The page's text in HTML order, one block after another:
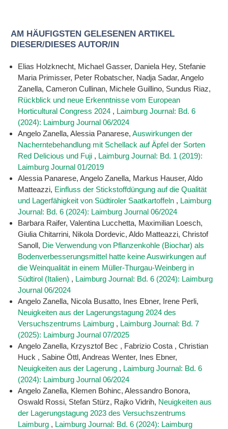
AM HÄUFIGSTEN GELESENEN ARTIKEL
DIESER/DIESES AUTOR/IN
Elias Holzknecht, Michael Gasser, Daniela Hey, Stefanie
Maria Primisser, Peter Robatscher, Nadja Sadar, Angelo
Zanella, Cameron Cullinan, Michele Guillino, Sundus Riaz,
Rückblick und neue Erkenntnisse vom European
Horticultural Congress 2024 , Laimburg Journal: Bd. 6
(2024): Laimburg Journal 06/2024
Angelo Zanella, Alessia Panarese,Auswirkungen der
Nacherntebehandlung mit Schellack auf Äpfel der Sorten
Red Delicious und Fuji , Laimburg Journal: Bd. 1 (2019):
Laimburg Journal 01/2019
Alessia Panarese, Angelo Zanella, Markus Hauser, Aldo
Matteazzi, Einfluss der Stickstoffdüngung auf die Qualität
und Lagerfähigkeit von Südtiroler Saatkartoffeln , Laimburg
Journal: Bd. 6 (2024): Laimburg Journal 06/2024
Barbara Raifer, Valentina Lucchetta, Maximilian Loesch,
Giulia Chitarrini, Nikola Dordevic, Aldo Matteazzi, Christof
Sanoll, Die Verwendung von Pflanzenkohle (Biochar) als
Bodenverbesserungsmittel hatte keine Auswirkungen auf
die Weinqualität in einem Müller-Thurgau-Weinberg in
Südtirol (Italien) , Laimburg Journal: Bd. 6 (2024): Laimburg
Journal 06/2024
Angelo Zanella, Nicola Busatto, Ines Ebner, Irene Perli,
Neuigkeiten aus der Lagerungstagung 2024 des
Versuchszentrums Laimburg , Laimburg Journal: Bd. 7
(2025): Laimburg Journal 07/2025
Angelo Zanella, Krzysztof Bec , Fabrizio Costa , Christian
Huck , Sabine Öttl, Andreas Wenter, Ines Ebner,
Neuigkeiten aus der Lagerung , Laimburg Journal: Bd. 6
(2024): Laimburg Journal 06/2024
Angelo Zanella, Klemen Bohinc, Alessandro Bonora,
Oswald Rossi, Stefan Stürz, Rajko Vidrih, Neuigkeiten aus
der Lagerungstagung 2023 des Versuchszentrums
Laimburg , Laimburg Journal: Bd. 6 (2024): Laimburg